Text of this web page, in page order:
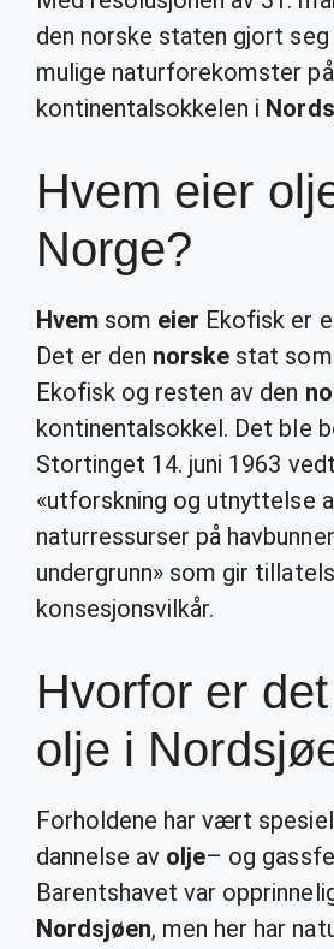
den norske staten gjort
mulige naturforekomster
kontinentalsokkelen i
Hvem eier
Norge?
Hvem som eier Ekofisk er
Det er den norske stat som
Ekofisk og resten av den
kontinentalsokkel. Det ble
Stortinget 14. juni 1963
«utforskning og utnyttelse
naturressurser på
undergrunn» som gir
konsesjonsvilkår.
Hvorfor er
olje i
Forholdene har vært
dannelse av olje– og
Barentshavet var
Nordsjøen, men her har